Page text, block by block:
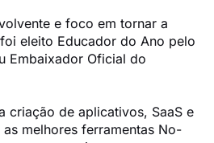
e foco em tornar a
eleito Educador do Ano pelo
Embaixador Oficial do
criação de aplicativos, SaaS e
melhores ferramentas No-